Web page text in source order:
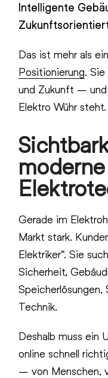
Intelligente
Das ist mehr als
Positionierung.
und Zukunft –
Elektro Wühr steht.
moderne
Gerade im
Markt stark.
Elektriker“. Sie
Sicherheit,
Technik.
Deshalb muss ein
online schnell
– von Menschen,